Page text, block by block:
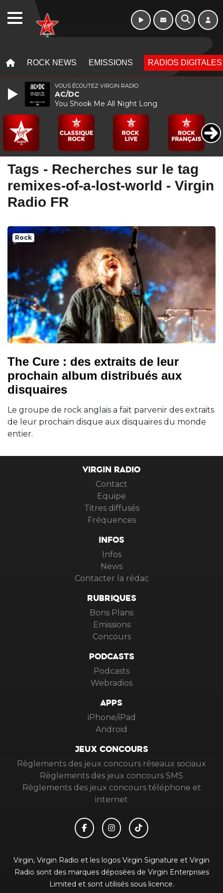
ROCK NEWS EMISSIONS RADIOS DIGITALES
Tags - Recherches sur le tag
remixes-of-a-lost-world - Virgin
Radio FR
Rock
The Cure : des extraits de leur
prochain album distribués aux
disquaires
Le groupe de rock anglais a fait parvenir des extraits
de leur prochain disque aux disquaires du monde
entier.
VIRGIN RADIO
Contact
Equipe
Titres diffusés
Fréquences
INFOS
Infos
News
Contacter la rédac
RUBRIQUES
Bons Plans
Emissions
Concours
PODCASTS
Podcasts
Webradios
APPS
iPhone/iPad
Android
JEUX CONCOURS
Règlements des jeux concours réseaux sociaux
Règlements des jeux concours SMS
Règlements des jeux concours téléphone et
internet
Virgin, Virgin Radio et les logos Virgin Signature et Virgin
Radio sont des marques déposées de Virgin Enterprises
Limited et sont utilisés sous licence.
VOUS ÉCOUTEZ VIRGIN RADIO
AC/DC
You Shook Me All Night Long
WEBRADIO